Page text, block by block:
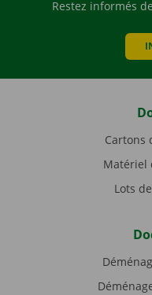
Restez informés
Cartons
Matériel
Lots